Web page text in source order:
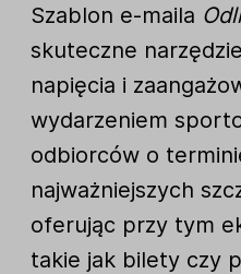
Szablon e-maila
skuteczne
napięcia i
wydarzeniem
odbiorców o
najważniejszych
oferując przy tym
takie jak bilety czy